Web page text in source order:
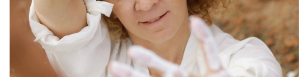
В нашем ТГ-канале вас ждет еще
больше полезных материалов,
лайфхаков и экспертных мнений по
теме курса.